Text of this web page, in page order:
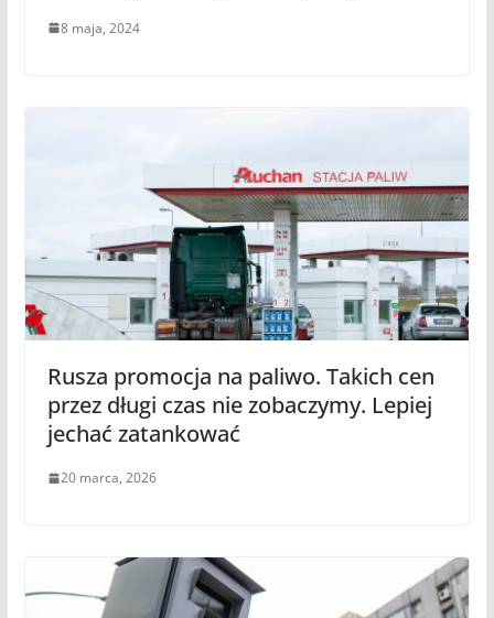
8 maja, 2024
Rusza promocja na paliwo. Takich cen
przez długi czas nie zobaczymy. Lepiej
jechać zatankować
20 marca, 2026